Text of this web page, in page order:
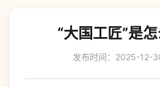
“大国工匠”是
发布时间：2025-12-